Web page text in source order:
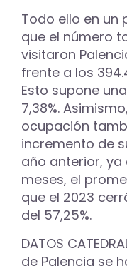
Todo ello en un
que el número
visitaron
frente a los
Esto supone
7,38%.
ocupación
incremento de
año anterior,
meses, el
que el 2023
del 57,25%.
DATOS
de Palencia se